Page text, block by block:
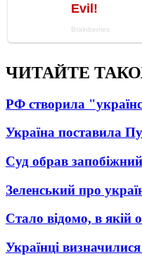
ЧИТАЙТЕ
РФ створила
Україна поставила
Суд обрав
Зеленський про
Стало відомо, в якій
Українці